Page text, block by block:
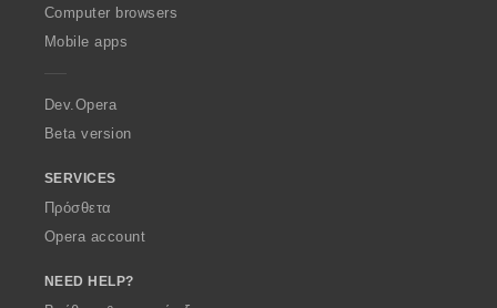
O
p
a
Computer browsers
Mobile apps
Dev.Opera
Beta version
SERVICES
Πρόσθετα
Opera account
NEED HELP?